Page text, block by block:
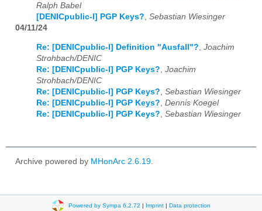
Ralph Babel
[DENICpublic-l] PGP Keys?, Sebastian Wiesinger
04/11/24
Re: [DENICpublic-l] Definition "Ausfall"? Joachim
Strohbach/DENIC
Re: [DENICpublic-l] PGP Keys? Joachim
Strohbach/DENIC
Re: [DENICpublic-l] PGP Keys? Sebastian Wiesinger
Re: [DENICpublic-l] PGP Keys? Dennis Koegel
Re: [DENICpublic-l] PGP Keys? Sebastian Wiesinger
Archive powered by MHonArc 2.6.19.
Powered by Sympa 6.2.72 | Imprint| Data protection